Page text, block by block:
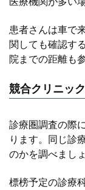
患者さんは車で
関しても確認す
院までの距離も
競合クリニッ
診療圏調査の際
ります。同じ診
のかを調べましょ
標榜予定の診療